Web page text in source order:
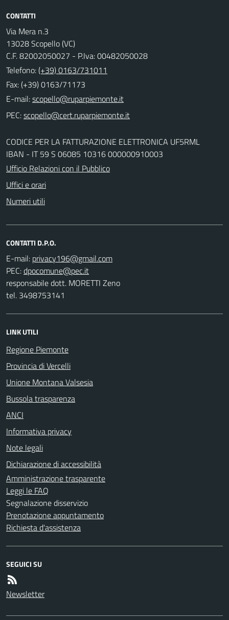
CONTATTI
Via Mera n.3
13028 Scopello (VC)
C.F. 82002050027 - P.Iva: 00482050028
Telefono:(+39) 0163/731011
Fax: (+39) 0163/71173
E-mail:
PEC:
CODICE PER LA FATTURAZIONE ELETTRONICA UF5RML
IBAN - IT 59 S 06085 10316 000000910003
Ufficio Relazioni con il Pubblico
Uffici e orari
Numeri utili
CONTATTI D.P.O.
E-mail:
PEC:
responsabile dott. MORETTI Zeno
tel. 3498753141
LINK UTILI
Regione Piemonte
Provincia di Vercelli
Unione Montana Valsesia
Bussola trasparenza
ANCI
Informativa privacy
Note legali
Dichiarazione di accessibilità
Amministrazione trasparente
Leggi le FAQ
Segnalazione disservizio
Prenotazione appuntamento
Richiesta d'assistenza
SEGUICI SU
Newsletter